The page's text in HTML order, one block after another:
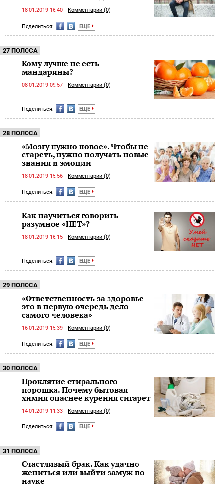
18.01.2019 16:40 Комментарии (0)
Поделиться: ЕЩЕ
27 ПОЛОСА
Кому лучше не есть
мандарины?
08.01.2019 09:57 Комментарии (0)
Поделиться: ЕЩЕ
28 ПОЛОСА
«Мозгу нужно новое». Чтобы не
стареть, нужно получать новые
знания и эмоции
18.01.2019 15:56 Комментарии (0)
Поделиться: ЕЩЕ
Как научиться говорить
разумное «НЕТ»?
18.01.2019 16:15 Комментарии (0)
Поделиться: ЕЩЕ
29 ПОЛОСА
«Ответственность за здоровье -
это в первую очередь дело
самого человека»
16.01.2019 15:39 Комментарии (0)
Поделиться: ЕЩЕ
30 ПОЛОСА
Проклятие стирального
порошка. Почему бытовая
химия опаснее курения сигарет
14.01.2019 11:33 Комментарии (0)
Поделиться: ЕЩЕ
31 ПОЛОСА
Счастливый брак. Как удачно
жениться или выйти замуж по
науке